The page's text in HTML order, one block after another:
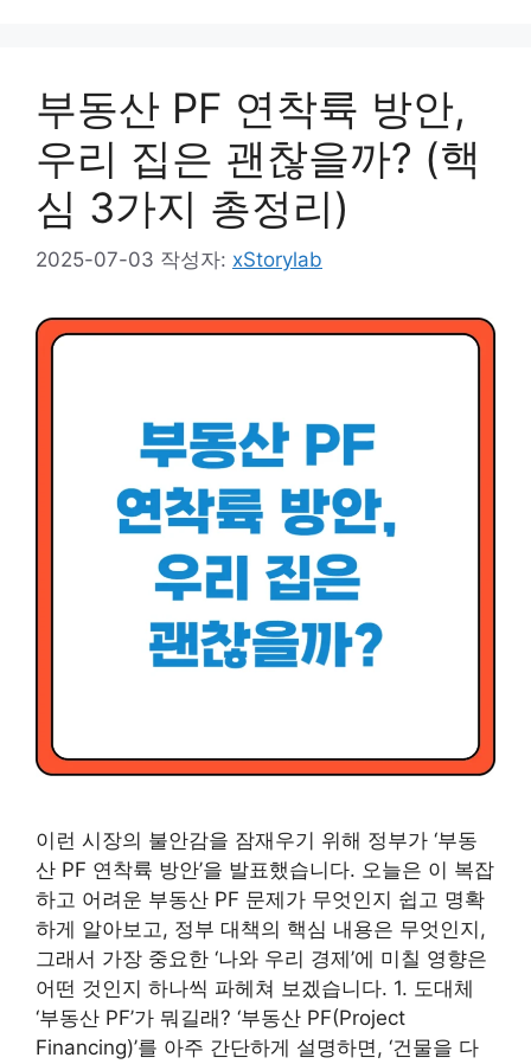
부동산 PF 연착륙 방안,
우리 집은 괜찮을까? (핵
심 3가지 총정리)
2025-07-03 작성자: xStorylab
이런 시장의 불안감을 잠재우기 위해 정부가 ‘부동
산 PF 연착륙 방안’을 발표했습니다. 오늘은 이 복잡
하고 어려운 부동산 PF 문제가 무엇인지 쉽고 명확
하게 알아보고, 정부 대책의 핵심 내용은 무엇인지,
그래서 가장 중요한 ‘나와 우리 경제’에 미칠 영향은
어떤 것인지 하나씩 파헤쳐 보겠습니다. 1. 도대체
‘부동산 PF’가 뭐길래? ‘부동산 PF(Project
Financing)’를 아주 간단하게 설명하면, ‘건물을 다